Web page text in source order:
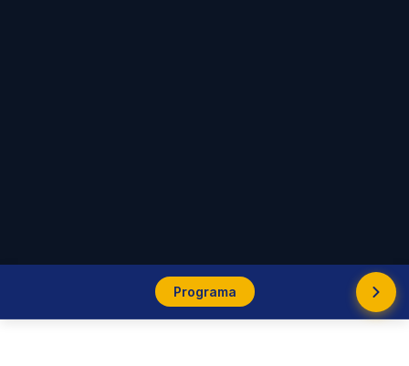
Programa